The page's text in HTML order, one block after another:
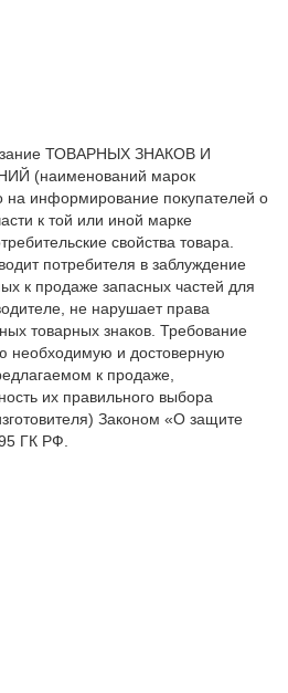
ТОВАРНЫХ ЗНАКОВ И
(наименований марок
на информирование покупателей о
к той или иной марке
свойства товара.
потребителя в заблуждение
к продаже запасных частей для
не нарушает права
товарных знаков. Требование
необходимую и достоверную
к продаже,
их правильного выбора
Законом «О защите
ГК РФ.